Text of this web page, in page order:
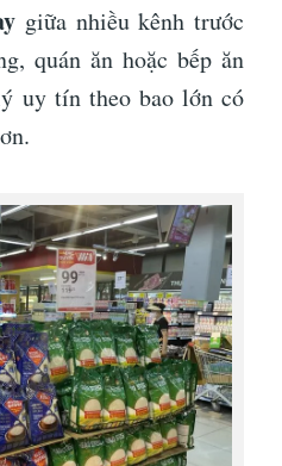
giữa nhiều kênh trước
quán ăn hoặc bếp ăn
uy tín theo bao lớn có